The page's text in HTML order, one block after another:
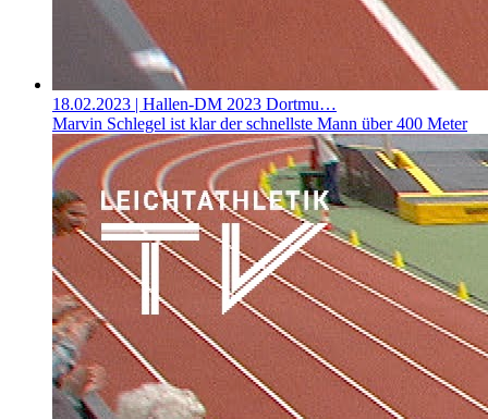
18.02.2023 | Hallen-DM 2023 Dortmu…
Marvin Schlegel ist klar der schnellste Mann über 400 Meter